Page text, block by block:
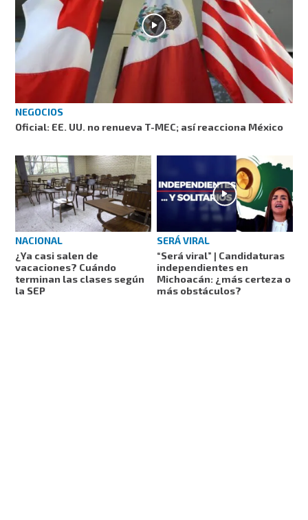
NEGOCIOS
Oficial: EE. UU. no renueva T-MEC; así reacciona México
NACIONAL
¿Ya casi salen de
vacaciones? Cuándo
terminan las clases según
la SEP
SERÁ VIRAL
“Será viral” | Candidaturas
independientes en
Michoacán: ¿más certeza o
más obstáculos?